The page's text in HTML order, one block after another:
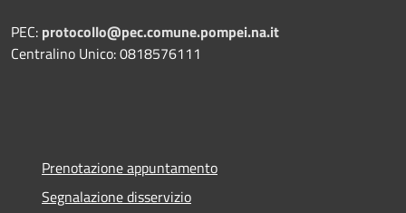
PEC: protocollo@pec.comune.pompei.na.it
Centralino Unico: 0818576111
Prenotazione appuntamento
Segnalazione disservizio